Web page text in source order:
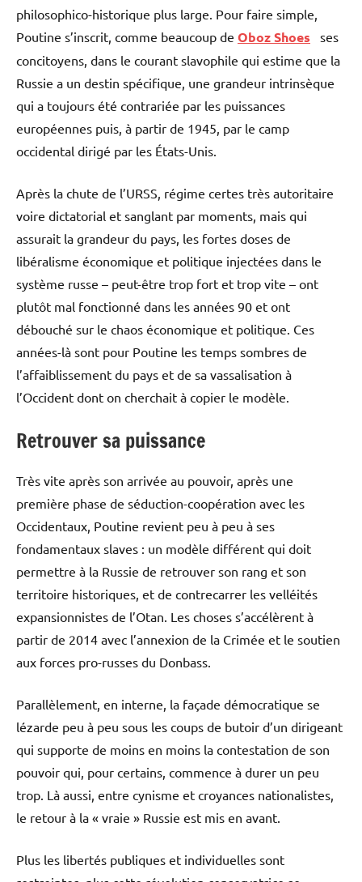
philosophico-historique plus large. Pour faire simple,
Poutine s’inscrit, comme beaucoup de Oboz Shoes
ses
concitoyens, dans le courant slavophile qui estime que la
Russie a un destin spécifique, une grandeur intrinsèque
qui a toujours été contrariée par les puissances
européennes puis, à partir de 1945, par le camp
occidental dirigé par les États-Unis.
Après la chute de l’URSS, régime certes très autoritaire
voire dictatorial et sanglant par moments, mais qui
assurait la grandeur du pays, les fortes doses de
libéralisme économique et politique injectées dans le
système russe – peut-être trop fort et trop vite – ont
plutôt mal fonctionné dans les années 90 et ont
débouché sur le chaos économique et politique. Ces
années-là sont pour Poutine les temps sombres de
l’affaiblissement du pays et de sa vassalisation à
l’Occident dont on cherchait à copier le modèle.
Retrouver sa puissance
Très vite après son arrivée au pouvoir, après une
première phase de séduction-coopération avec les
Occidentaux, Poutine revient peu à peu à ses
fondamentaux slaves : un modèle différent qui doit
permettre à la Russie de retrouver son rang et son
territoire historiques, et de contrecarrer les velléités
expansionnistes de l’Otan. Les choses s’accélèrent à
partir de 2014 avec l’annexion de la Crimée et le soutien
aux forces pro-russes du Donbass.
Parallèlement, en interne, la façade démocratique se
lézarde peu à peu sous les coups de butoir d’un dirigeant
qui supporte de moins en moins la contestation de son
pouvoir qui, pour certains, commence à durer un peu
trop. Là aussi, entre cynisme et croyances nationalistes,
le retour à la « vraie » Russie est mis en avant.
Plus les libertés publiques et individuelles sont